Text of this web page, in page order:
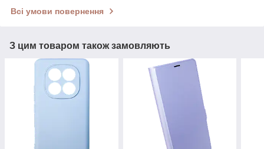
Всі умови повернення
З цим товаром також замовляють